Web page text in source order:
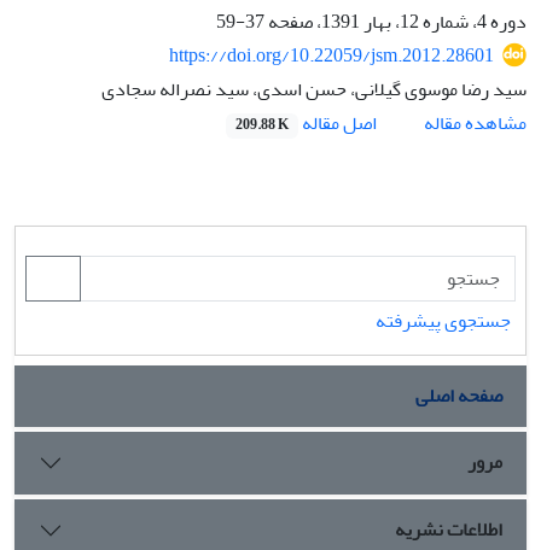
دوره 4، شماره 12، بهار 1391، صفحه
37-59
https://doi.org/10.22059/jsm.2012.28601
سید رضا موسوی گیلانی، حسن اسدی، سید نصراله سجادی
مشاهده مقاله
اصل مقاله 209.88 K
جستجوی پیشرفته
صفحه اصلی
مرور
اطلاعات نشریه